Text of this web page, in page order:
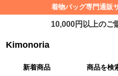
着物バッグ専門通販
10,000円以上のご
Kimonoria
新着商品 商品を検